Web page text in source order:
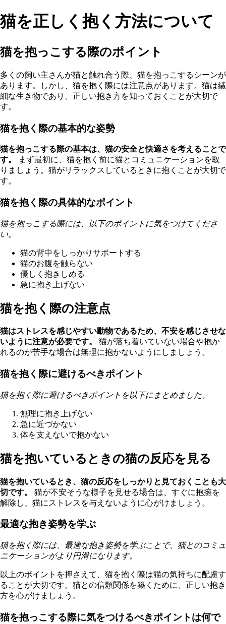
猫を正しく抱く方法について
猫を抱っこする際のポイント
多くの飼い主さんが猫と触れ合う際、猫を抱っこするシーンが
あります。しかし、猫を抱く際には注意点があります。猫は繊
細な生き物であり、正しい抱き方を知っておくことが大切で
す。
猫を抱く際の基本的な姿勢
猫を抱っこする際の基本は、猫の安全と快適さを考えることで
す。
まず最初に、猫を抱く前に猫とコミュニケーションを取
りましょう。猫がリラックスしているときに抱くことが大切で
す。
猫を抱く際の具体的なポイント
猫を抱っこする際には、以下のポイントに気をつけてくださ
い。
猫の背中をしっかりサポートする
猫のお腹を触らない
優しく抱きしめる
急に抱き上げない
猫を抱く際の注意点
猫はストレスを感じやすい動物であるため、不安を感じさせな
いように注意が必要です。
猫が落ち着いていない場合や抱か
れるのが苦手な場合は無理に抱かないようにしましょう。
猫を抱く際に避けるべきポイント
猫を抱く際に避けるべきポイントを以下にまとめました。
無理に抱き上げない
急に近づかない
体を支えないで抱かない
猫を抱いているときの猫の反応を見る
猫を抱いているとき、猫の反応をしっかりと見ておくことも大
切です。
猫が不安そうな様子を見せる場合は、すぐに抱擁を
解除し、猫にストレスを与えないように心がけましょう。
最適な抱き姿勢を学ぶ
猫を抱く際には、最適な抱き姿勢を学ぶことで、猫とのコミュ
ニケーションがより円滑になります。
以上のポイントを押さえて、猫を抱く際は猫の気持ちに配慮す
ることが大切です。猫との信頼関係を築くために、正しい抱き
方を心がけましょう。
猫を抱っこする際に気をつけるべきポイントは何で